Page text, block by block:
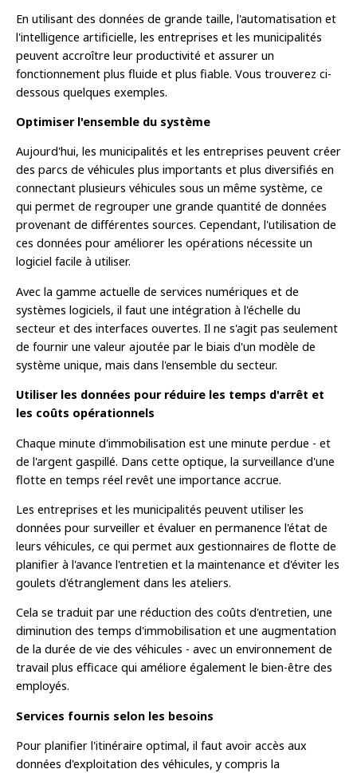
En utilisant des données de grande taille, l'automatisation et
l'intelligence artificielle, les entreprises et les municipalités
peuvent accroître leur productivité et assurer un
fonctionnement plus fluide et plus fiable. Vous trouverez ci-
dessous quelques exemples.
Optimiser l'ensemble du système
Aujourd'hui, les municipalités et les entreprises peuvent créer
des parcs de véhicules plus importants et plus diversifiés en
connectant plusieurs véhicules sous un même système, ce
qui permet de regrouper une grande quantité de données
provenant de différentes sources. Cependant, l'utilisation de
ces données pour améliorer les opérations nécessite un
logiciel facile à utiliser.
Avec la gamme actuelle de services numériques et de
systèmes logiciels, il faut une intégration à l'échelle du
secteur et des interfaces ouvertes. Il ne s'agit pas seulement
de fournir une valeur ajoutée par le biais d'un modèle de
système unique, mais dans l'ensemble du secteur.
Utiliser les données pour réduire les temps d'arrêt et
les coûts opérationnels
Chaque minute d'immobilisation est une minute perdue - et
de l'argent gaspillé. Dans cette optique, la surveillance d'une
flotte en temps réel revêt une importance accrue.
Les entreprises et les municipalités peuvent utiliser les
données pour surveiller et évaluer en permanence l'état de
leurs véhicules, ce qui permet aux gestionnaires de flotte de
planifier à l'avance l'entretien et la maintenance et d'éviter les
goulets d'étranglement dans les ateliers.
Cela se traduit par une réduction des coûts d'entretien, une
diminution des temps d'immobilisation et une augmentation
de la durée de vie des véhicules - avec un environnement de
travail plus efficace qui améliore également le bien-être des
employés.
Services fournis selon les besoins
Pour planifier l'itinéraire optimal, il faut avoir accès aux
données d'exploitation des véhicules, y compris la